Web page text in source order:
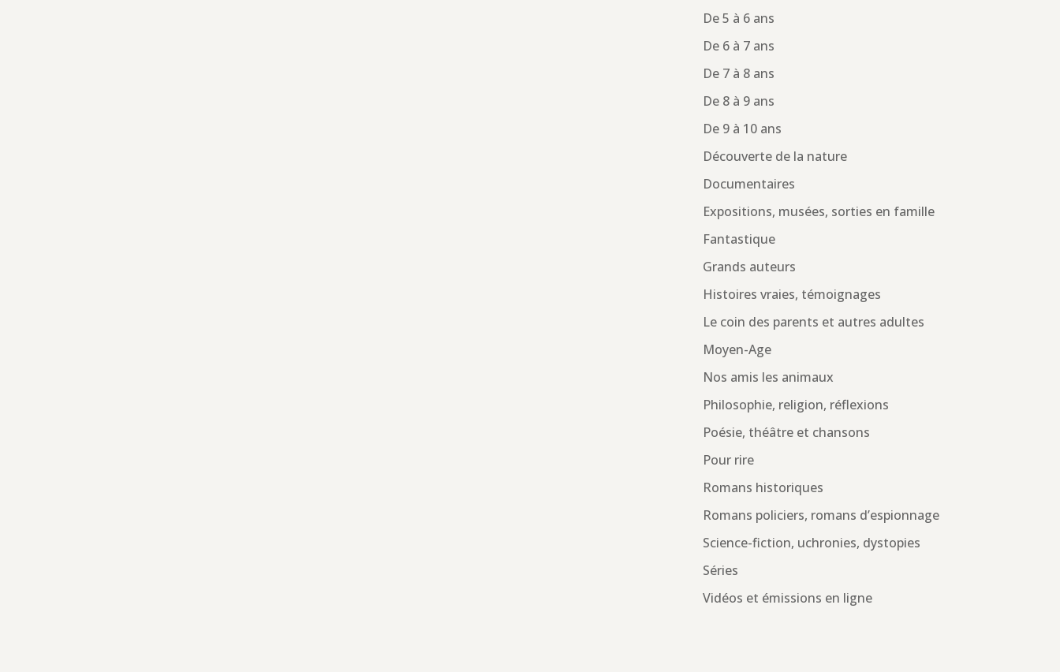
De 5 à 6 ans
De 6 à 7 ans
De 7 à 8 ans
De 8 à 9 ans
De 9 à 10 ans
Découverte de la nature
Documentaires
Expositions, musées, sorties en famille
Fantastique
Grands auteurs
Histoires vraies, témoignages
Le coin des parents et autres adultes
Moyen-Age
Nos amis les animaux
Philosophie, religion, réflexions
Poésie, théâtre et chansons
Pour rire
Romans historiques
Romans policiers, romans d’espionnage
Science-fiction, uchronies, dystopies
Séries
Vidéos et émissions en ligne